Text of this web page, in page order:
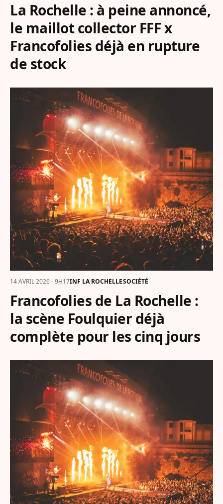
La Rochelle : à peine annoncé,
le maillot collector FFF x
Francofolies déjà en rupture
de stock
14 AVRIL 2026 - 9H17INF LA ROCHELLESOCIÉTÉ
Francofolies de La Rochelle :
la scène Foulquier déjà
complète pour les cinq jours